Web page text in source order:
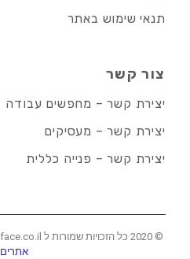
תנאי שימוש באתר
צור קשר
יצירת קשר – מחפשים עבודה
יצירת קשר – מעסיקים
יצירת קשר – פנייה כללית
© 2020 כל הזכויות שמורות ל my-face.co.il |
אתרים